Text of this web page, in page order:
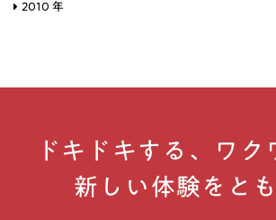
2010 年
ドキドキする、ワク
新しい体験をとも